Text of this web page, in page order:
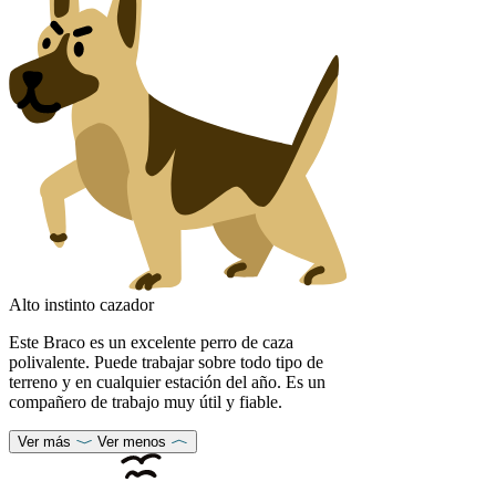
Alto instinto cazador
Este Braco es un excelente perro de caza
polivalente. Puede trabajar sobre todo tipo de
terreno y en cualquier estación del año. Es un
compañero de trabajo muy útil y fiable.
Ver más Ver menos